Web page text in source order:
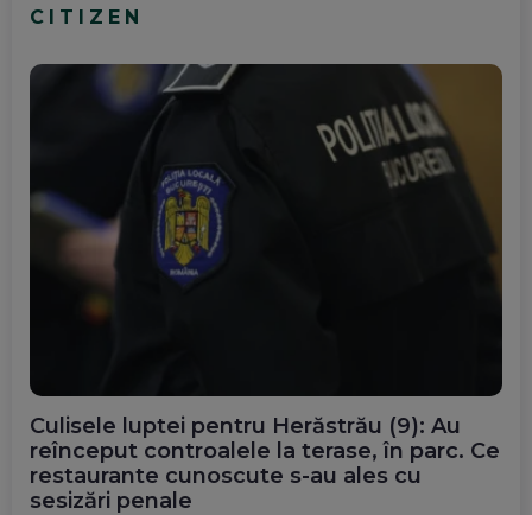
CITIZEN
Culisele luptei pentru Herăstrău (9): Au
reînceput controalele la terase, în parc. Ce
restaurante cunoscute s-au ales cu
sesizări penale